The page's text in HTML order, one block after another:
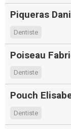
Piqueras
Dentiste
Poiseau
Dentiste
Pouch
Dentiste